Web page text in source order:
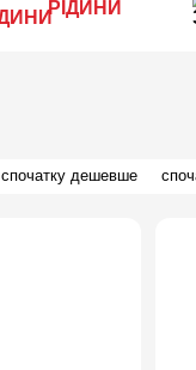
РІДИНИ
спочатку дешевше